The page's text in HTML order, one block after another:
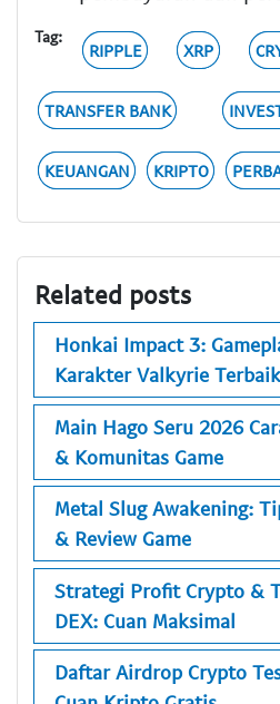
Tag:
RIPPLE XRP
TRANSFER BANK
KEUANGAN KRIPTO
Related posts
Honkai Impact 3:
Karakter Valkyrie Terbaik
Main Hago Seru 2026
& Komunitas Game
Metal Slug Awakening:
& Review Game
Strategi Profit Crypto &
DEX: Cuan Maksimal
Daftar Airdrop Crypto